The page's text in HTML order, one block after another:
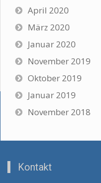
April 2020
März 2020
Januar 2020
November 2019
Oktober 2019
Januar 2019
November 2018
Kontakt